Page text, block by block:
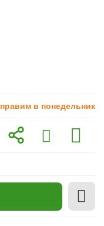
в понедельник